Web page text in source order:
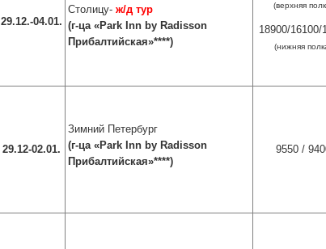
29.12.-04.01.
Столицу- ж/д тур
(г-ца «Park Inn by Radisson
Прибалтийская»****)
(верхняя
18900/16100/
(нижняя
29.12-02.01.
Зимний Петербург
(г-ца «Park Inn by Radisson
Прибалтийская»****)
9550 /